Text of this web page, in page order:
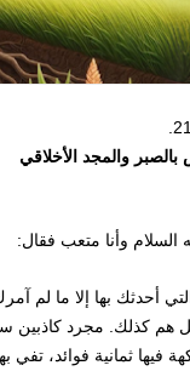
والمجد الأخلاقي
السلام وأنا متعب فقال:
أحدثك بها إلا ما لم
هم كذلك. مجرد كاذبين
فيها ثمانية فوائد،